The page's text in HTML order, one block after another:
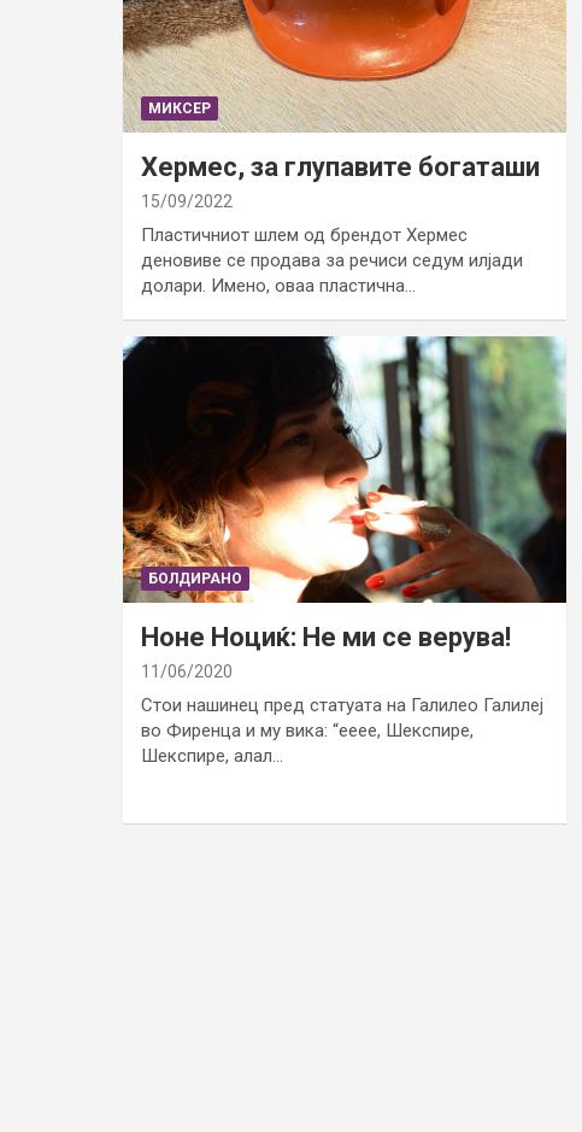
МИКСЕР
Хермес, за глупавите богаташи
15/09/2022
Пластичниот шлем од брендот Хермес
деновиве се продава за речиси седум илјади
долари. Имено, оваа пластична…
БОЛДИРАНО
Ноне Ноциќ: Не ми се верува!
11/06/2020
Стои нашинец пред статуата на Галилео Галилеј
во Фиренца и му вика: “ееее, Шекспире,
Шекспире, алал…